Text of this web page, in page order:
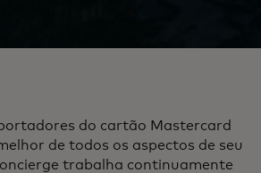
do cartão Mastercard
de todos os aspectos de seu
trabalha continuamente